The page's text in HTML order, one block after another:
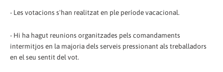
- Les votacions s'han realitzat en ple període vacacional.
- Hi ha hagut reunions organitzades pels comandaments
intermitjos en la majoria dels serveis pressionant als treballadors
en el seu sentit del vot.